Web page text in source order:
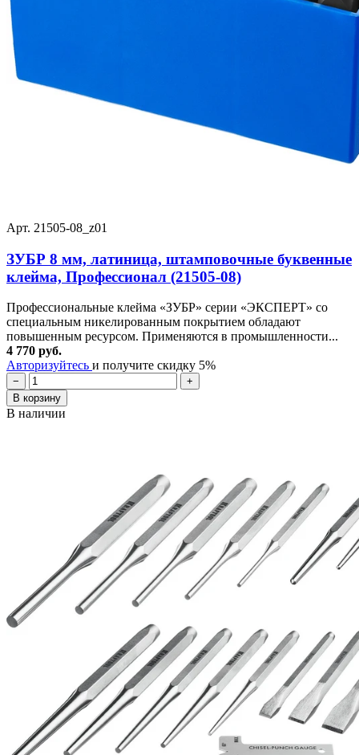
Арт. 21505-08_z01
ЗУБР 8 мм, латиница, штамповочные буквенные
клейма, Профессионал (21505-08)
Профессиональные клейма «ЗУБР» серии «ЭКСПЕРТ» со
специальным никелированным покрытием обладают
повышенным ресурсом. Применяются в промышленности...
4 770 руб.
Авторизуйтесь и получите скидку 5%
−
+
В корзину
В наличии